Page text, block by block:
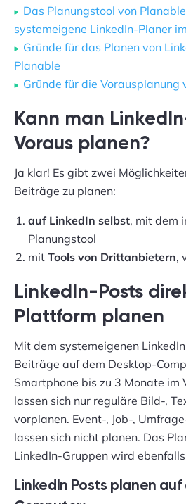
Das Planungstool von
systemeigene LinkedIn-Planer
Gründe für das Planen von
Planable
Gründe für die Vorausplanung
Kann man
Voraus planen?
Ja klar! Es gibt zwei
Beiträge zu planen:
auf LinkedIn selbst, mit dem
Planungstool
mit Tools von Drittanbietern,
LinkedIn-Posts
Plattform planen
Mit dem systemeigenen
Beiträge auf dem Desktop-
Smartphone bis zu 3 Monate im
lassen sich nur reguläre Bild-,
vorplanen. Event-, Job-,
lassen sich nicht planen. Das
LinkedIn-Gruppen wird
LinkedIn Posts planen